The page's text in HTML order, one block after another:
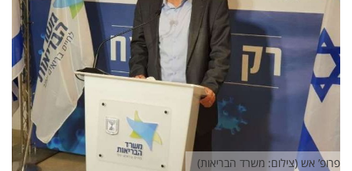
פרופ’ אש (צילום: משרד הבריאות)